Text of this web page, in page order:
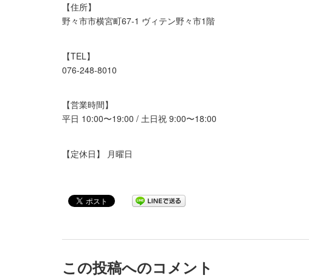
【住所】
野々市市横宮町67-1 ヴィテン野々市1階
【TEL】
076-248-8010
【営業時間】
平日 10:00〜19:00 / 土日祝 9:00〜18:00
【定休日】 月曜日
この投稿へのコメント